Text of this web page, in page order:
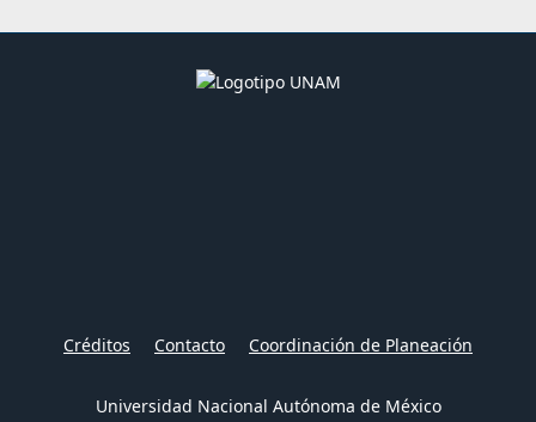
Créditos Contacto Coordinación de Planeación
Universidad Nacional Autónoma de México